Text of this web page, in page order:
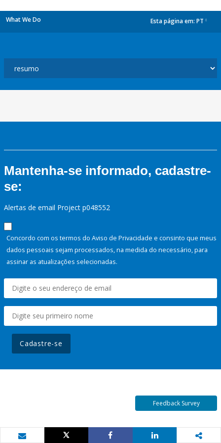
What We Do Esta página em: PT
Mantenha-se informado, cadastre-
se:
Alertas de email Project p048552
Concordo com os termos do Aviso de Privacidade e consinto que meus
dados pessoais sejam processados, na medida do necessário, para
assinar as atualizações selecionadas.
Cadastre-se
Feedback Survey